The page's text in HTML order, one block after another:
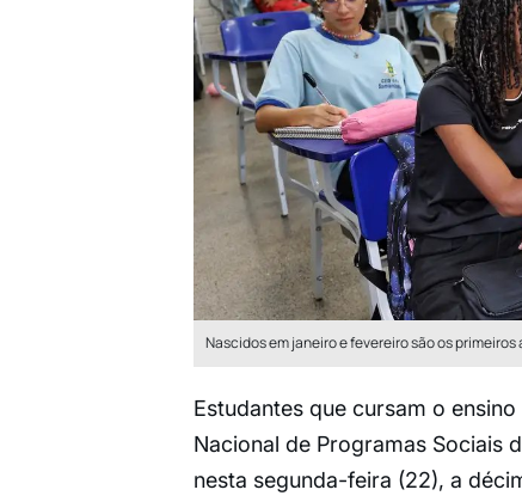
Nascidos em janeiro e fevereiro são os primeiros
Estudantes que cursam o
Nacional de Programas Sociais
nesta segunda-feira (22), a